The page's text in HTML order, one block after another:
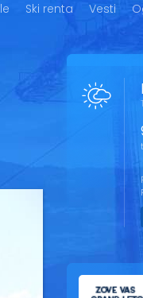
Ski renta Vesti